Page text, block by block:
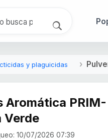
y plaguicidas
Aromática PRIM-
Verde
10/07/2026 07:39